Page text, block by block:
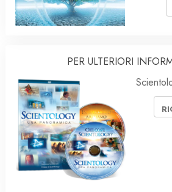
PER ULTERIORI